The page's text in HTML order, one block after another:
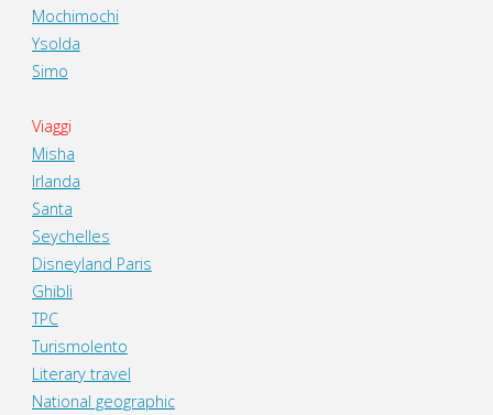
Mochimochi
Ysolda
Simo
Viaggi
Misha
Irlanda
Santa
Seychelles
Disneyland Paris
Ghibli
TPC
Turismolento
Literary travel
National geographic